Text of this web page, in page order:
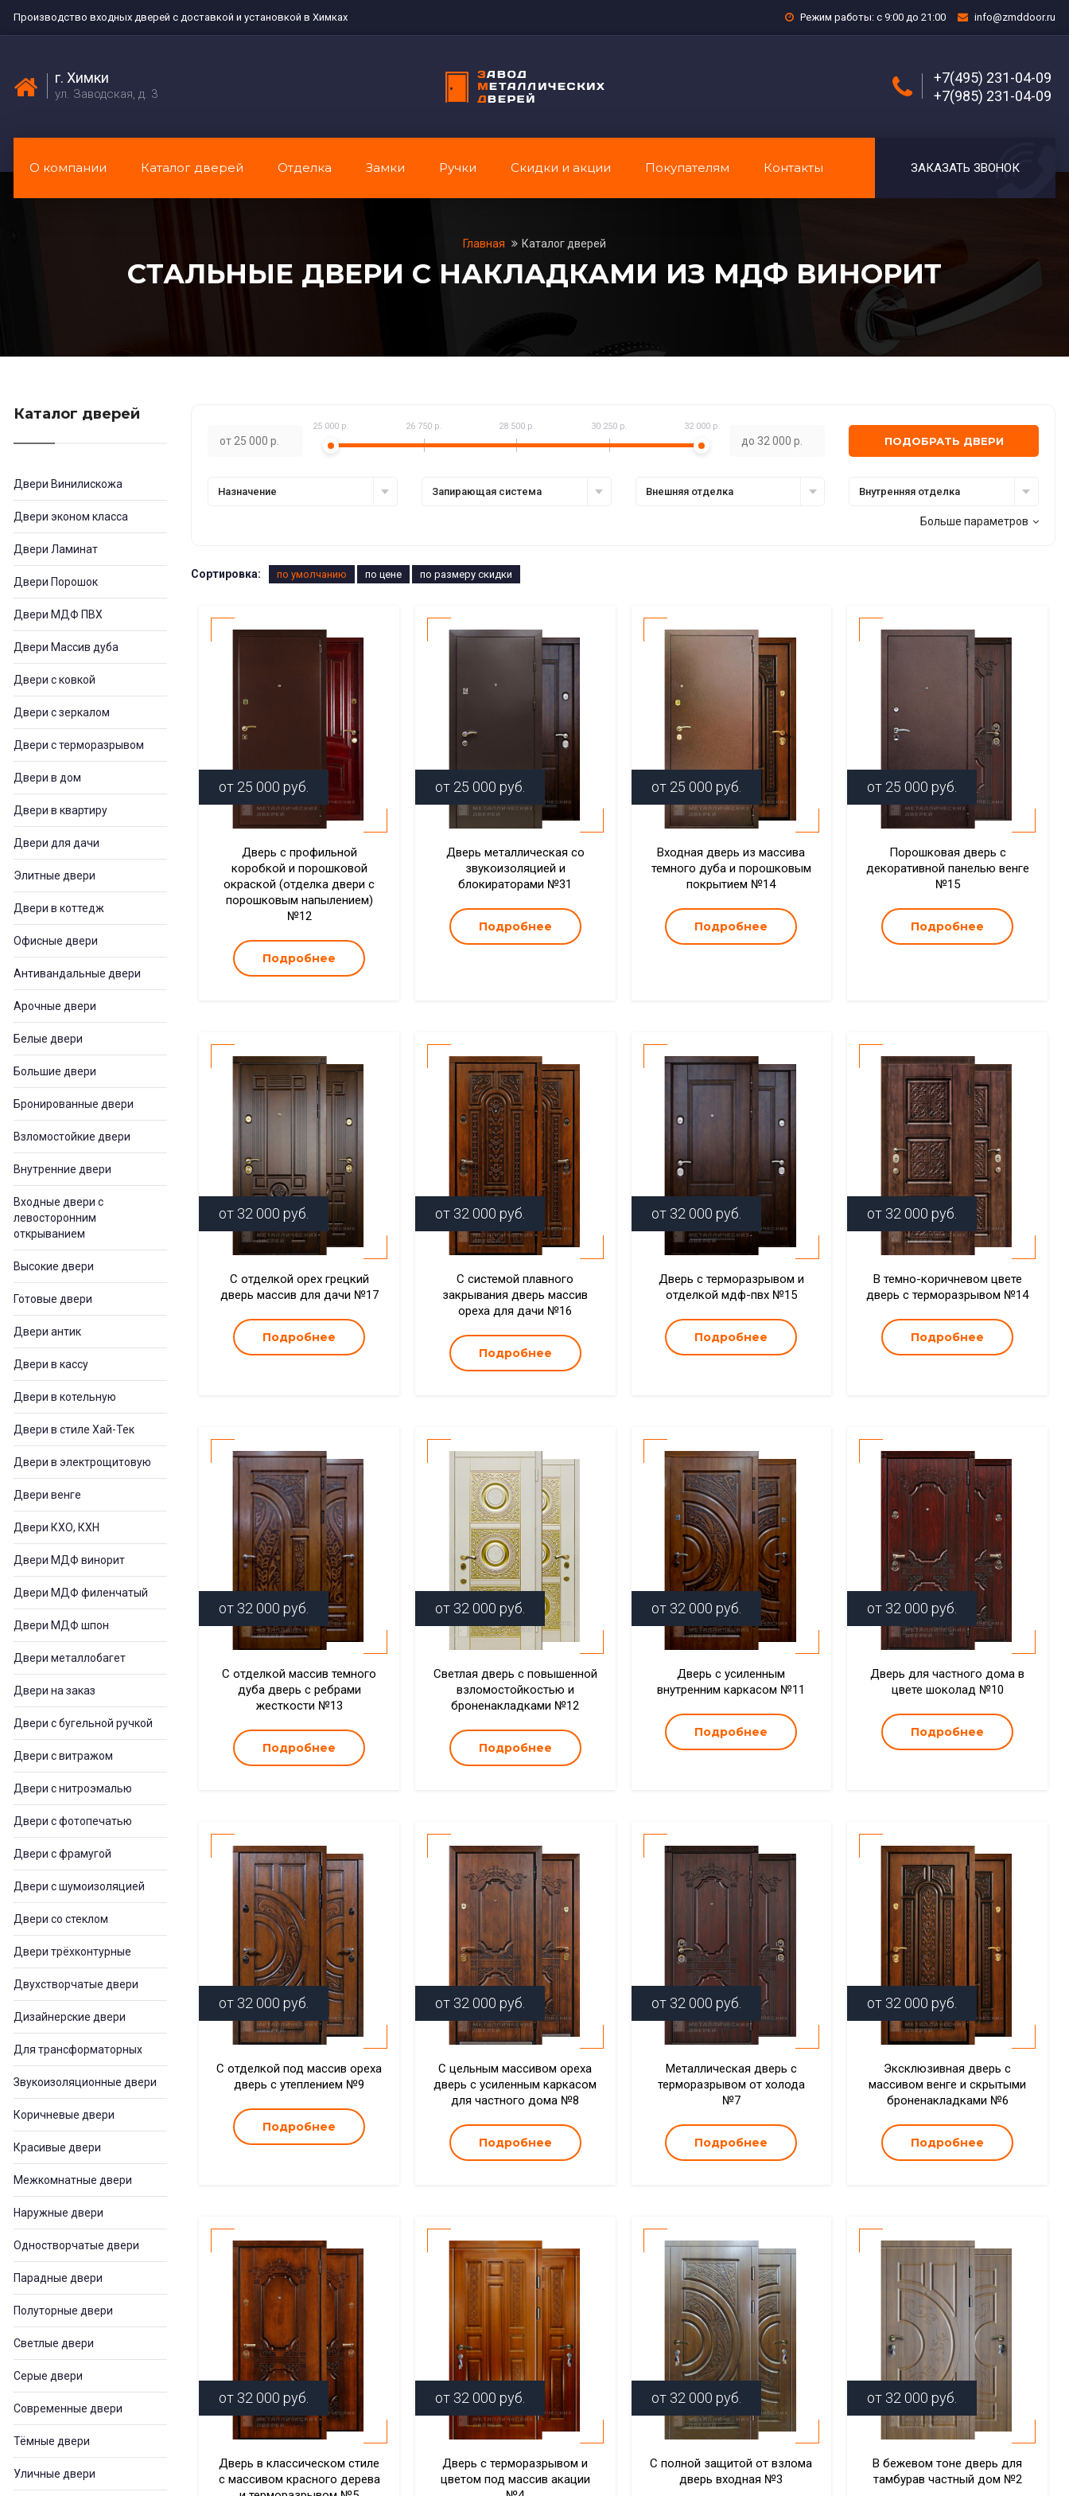
Производство входных дверей с доставкой и установкой в Химках Режим работы: с 9:00 до 21:00 info@zmddoor.ru
г. Химки
ул. Заводская, д. 3
+7(495) 231-04-09
+7(985) 231-04-09
О компании Каталог дверей Отделка Замки Ручки Скидки и акции Покупателям Контакты ЗАКАЗАТЬ ЗВОНОК
Главная Каталог дверей
СТАЛЬНЫЕ ДВЕРИ С НАКЛАДКАМИ ИЗ МДФ ВИНОРИТ
Каталог дверей
Двери Винилискожа
Двери эконом класса
Двери Ламинат
Двери Порошок
Двери МДФ ПВХ
Двери Массив дуба
Двери с ковкой
Двери с зеркалом
Двери с терморазрывом
Двери в дом
Двери в квартиру
Двери для дачи
Элитные двери
Двери в коттедж
Офисные двери
Антивандальные двери
Арочные двери
Белые двери
Большие двери
Бронированные двери
Взломостойкие двери
Внутренние двери
Входные двери с
левосторонним
открыванием
Высокие двери
Готовые двери
Двери антик
Двери в кассу
Двери в котельную
Двери в стиле Хай-Тек
Двери в электрощитовую
Двери венге
Двери КХО, КХН
Двери МДФ винорит
Двери МДФ филенчатый
Двери МДФ шпон
Двери металлобагет
Двери на заказ
Двери с бугельной ручкой
Двери с витражом
Двери с нитроэмалью
Двери с фотопечатью
Двери с фрамугой
Двери с шумоизоляцией
Двери со стеклом
Двери трёхконтурные
Двухстворчатые двери
Дизайнерские двери
Для трансформаторных
Звукоизоляционные двери
Коричневые двери
Красивые двери
Межкомнатные двери
Наружные двери
Одностворчатые двери
Парадные двери
Полуторные двери
Светлые двери
Серые двери
Современные двери
Тёмные двери
Уличные двери
25 000 р. 26 750 р. 28 500 р. 30 250 р. 32 000 р.
ПОДОБРАТЬ ДВЕРИ
Назначение Запирающая система Внешняя отделка Внутренняя отделка
Больше параметров
Сортировка: по умолчанию по цене по размеру скидки
от 25 000 руб.
Дверь с профильной
коробкой и порошковой
окраской (отделка двери с
порошковым напылением)
№12
Подробнее
от 25 000 руб.
Дверь металлическая со
звукоизоляцией и
блокираторами №31
Подробнее
от 25 000 руб.
Входная дверь из массива
темного дуба и порошковым
покрытием №14
Подробнее
от 25 000 руб.
Порошковая дверь с
декоративной панелью венге
№15
Подробнее
от 32 000 руб.
С отделкой орех грецкий
дверь массив для дачи №17
Подробнее
от 32 000 руб.
С системой плавного
закрывания дверь массив
ореха для дачи №16
Подробнее
от 32 000 руб.
Дверь с терморазрывом и
отделкой мдф-пвх №15
Подробнее
от 32 000 руб.
В темно-коричневом цвете
дверь с терморазрывом №14
Подробнее
от 32 000 руб.
С отделкой массив темного
дуба дверь с ребрами
жесткости №13
Подробнее
от 32 000 руб.
Светлая дверь с повышенной
взломостойкостью и
броненакладками №12
Подробнее
от 32 000 руб.
Дверь с усиленным
внутренним каркасом №11
Подробнее
от 32 000 руб.
Дверь для частного дома в
цвете шоколад №10
Подробнее
от 32 000 руб.
С отделкой под массив ореха
дверь с утеплением №9
Подробнее
от 32 000 руб.
С цельным массивом ореха
дверь с усиленным каркасом
для частного дома №8
Подробнее
от 32 000 руб.
Металлическая дверь с
терморазрывом от холода
№7
Подробнее
от 32 000 руб.
Эксклюзивная дверь с
массивом венге и скрытыми
броненакладками №6
Подробнее
от 32 000 руб.
Дверь в классическом стиле
с массивом красного дерева
от 32 000 руб.
Дверь с терморазрывом и
цветом под массив акации
от 32 000 руб.
С полной защитой от взлома
дверь входная №3
от 32 000 руб.
В бежевом тоне дверь для
тамбурав частный дом №2